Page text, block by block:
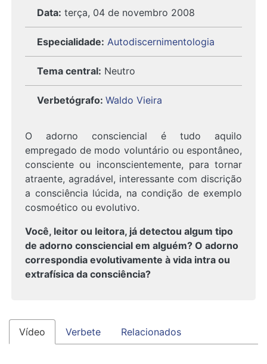
Data: terça, 04 de novembro 2008
Especialidade: Autodiscernimentologia
Tema central: Neutro
Verbetógrafo: Waldo Vieira
O adorno consciencial é tudo aquilo
empregado de modo voluntário ou espontâneo,
consciente ou inconscientemente, para tornar
atraente, agradável, interessante com discrição
a consciência lúcida, na condição de exemplo
cosmoético ou evolutivo.
Você, leitor ou leitora, já detectou algum tipo
de adorno consciencial em alguém? O adorno
correspondia evolutivamente à vida intra ou
extrafísica da consciência?
Vídeo Verbete Relacionados